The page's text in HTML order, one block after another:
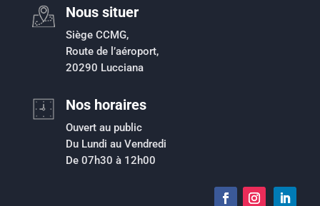
Nous situer
Siège CCMG,
Route de l’aéroport,
20290 Lucciana
Nos horaires
Ouvert au public
Du Lundi au Vendredi
De 07h30 à 12h00